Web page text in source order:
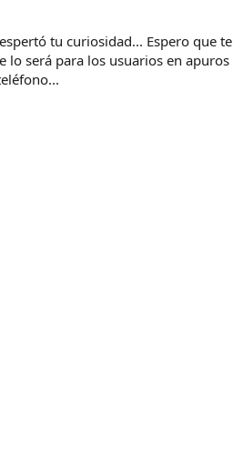
tu curiosidad... Espero que te
lo será para los usuarios en apuros